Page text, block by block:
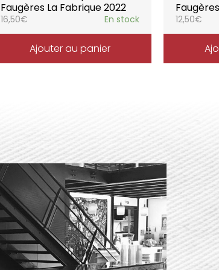
Faugères La Fabrique 2022
16,50€ En stock
Ajouter au panier
12,50€